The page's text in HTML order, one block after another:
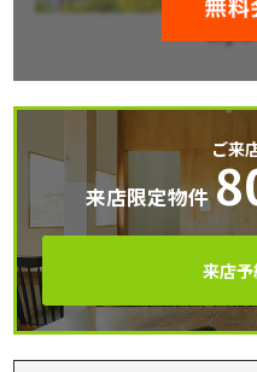
ご来
来店限定物件
来店